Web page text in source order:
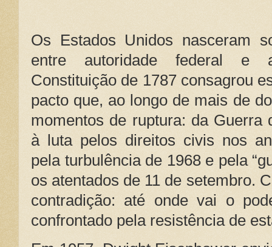
Os Estados Unidos nasceram
entre autoridade federal e
Constituição de 1787 consagrou
pacto que, ao longo de mais de
momentos de ruptura: da Guerra
à luta pelos direitos civis nos
pela turbulência de 1968 e pela
os atentados de 11 de setembro.
contradição: até onde vai o
confrontado pela resistência de